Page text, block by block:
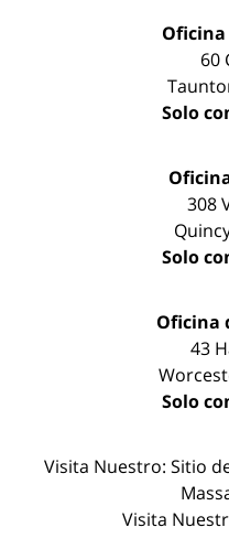
60
Solo
308
Solo
Oficina
43
Solo
Visita Nuestro: Sitio
Visita